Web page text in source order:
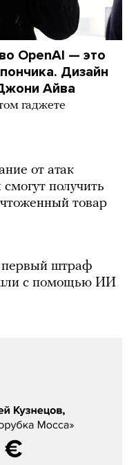
OpenAI — это
Дизайн
Айва
гаджете
от атак
получить
товар
штраф
с помощью ИИ